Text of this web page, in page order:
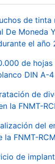
de tinta
De Moneda
el año
de hojas
DIN A-
de
la FNMT-
del
FNMT-RCM
de